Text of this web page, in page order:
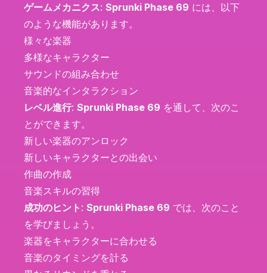
ゲームメカニクス: Sprunki Phase 69 には、以下
のような機能があります。
様々な楽器
多様なキャラクター
サウンドの組み合わせ
音楽的なインタラクション
レベル進行: Sprunki Phase 69 を通して、次のこ
とができます。
新しい楽器のアンロック
新しいキャラクターとの出会い
作曲の作成
音楽スキルの習得
成功のヒント : Sprunki Phase 69 では、次のこと
を学びましょう。
楽器をキャラクターに合わせる
音楽のタイミングを計る